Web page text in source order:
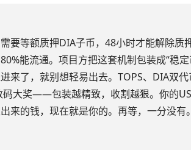
要等额质押DIA子币，48小时才能解除质
能流通。项目方把这套机制包装成“稳
来了，就别想轻易出去。TOPS、DIA双
码大奖——包装越精致，收割越狠。你的
来的钱，现在就是你的。再等，一分没有。